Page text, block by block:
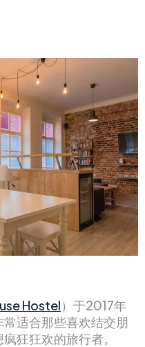
Hostel）于2017年
适合那些喜欢结交朋
狂狂欢的旅行者。